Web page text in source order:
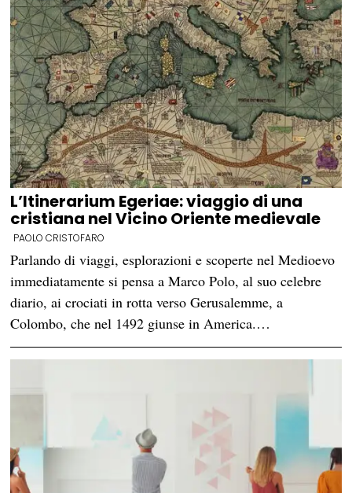
L’Itinerarium Egeriae: viaggio di una
cristiana nel Vicino Oriente medievale
PAOLO CRISTOFARO
Parlando di viaggi, esplorazioni e scoperte nel Medioevo
immediatamente si pensa a Marco Polo, al suo celebre
diario, ai crociati in rotta verso Gerusalemme, a
Colombo, che nel 1492 giunse in America.…